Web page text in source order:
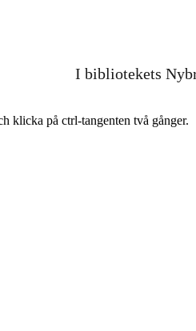
I bibliotekets
klicka på ctrl-tangenten två gånger.